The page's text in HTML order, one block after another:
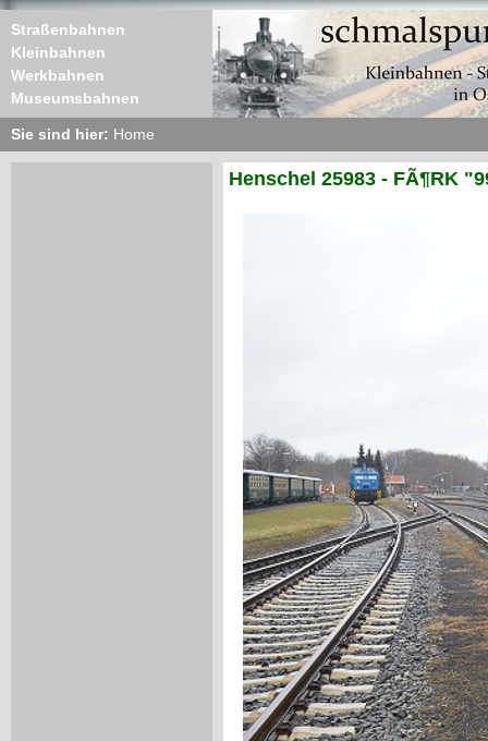
Straßenbahnen
Kleinbahnen
Werkbahnen
Museumsbahnen
Sie sind hier: Home
Henschel 25983 - FÃ¶RK